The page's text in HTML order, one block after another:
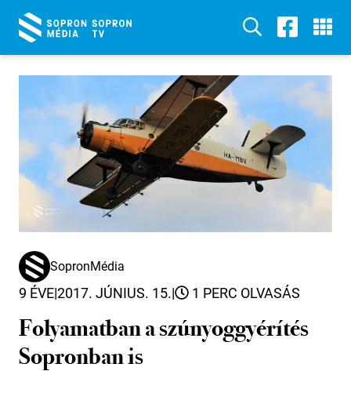
SopronMédia
9 ÉVE|2017. JÚNIUS. 15.| 1 PERC OLVASÁS
Folyamatban a szúnyoggyérítés
Sopronban is